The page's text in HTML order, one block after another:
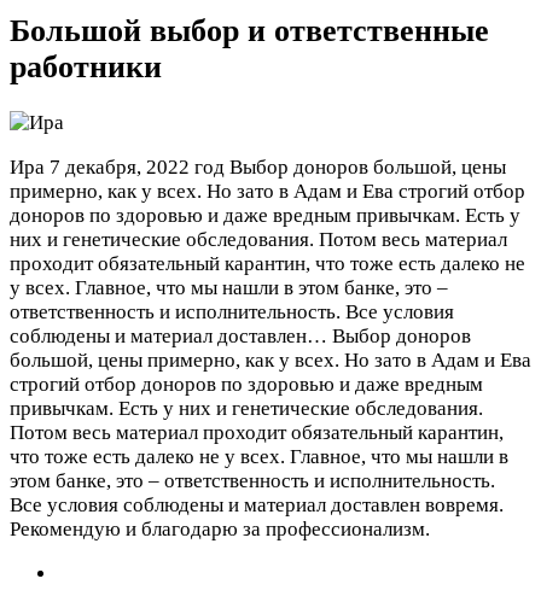
Большой выбор и ответственные
работники
Ира 7 декабря, 2022 год Выбор доноров большой, цены
примерно, как у всех. Но зато в Адам и Ева строгий отбор
доноров по здоровью и даже вредным привычкам. Есть у
них и генетические обследования. Потом весь материал
проходит обязательный карантин, что тоже есть далеко не
у всех. Главное, что мы нашли в этом банке, это –
ответственность и исполнительность. Все условия
соблюдены и материал доставлен… Выбор доноров
большой, цены примерно, как у всех. Но зато в Адам и Ева
строгий отбор доноров по здоровью и даже вредным
привычкам. Есть у них и генетические обследования.
Потом весь материал проходит обязательный карантин,
что тоже есть далеко не у всех. Главное, что мы нашли в
этом банке, это – ответственность и исполнительность.
Все условия соблюдены и материал доставлен вовремя.
Рекомендую и благодарю за профессионализм.